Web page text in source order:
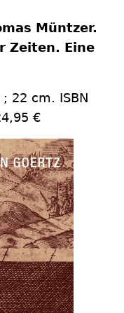
Müntzer.
Zeiten. Eine
22 cm. ISBN
€